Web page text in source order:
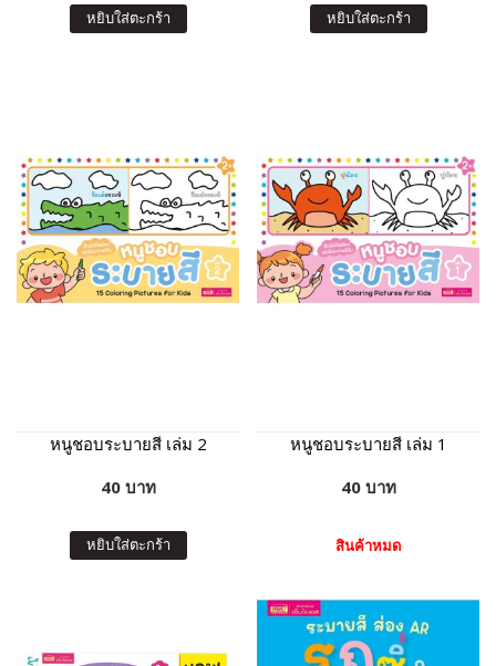
หยิบใส่ตะกร้า หยิบใส่ตะกร้า
หนูชอบระบายสี เล่ม 2
40 บาท
หยิบใส่ตะกร้า
หนูชอบระบายสี เล่ม 1
40 บาท
สินค้าหมด